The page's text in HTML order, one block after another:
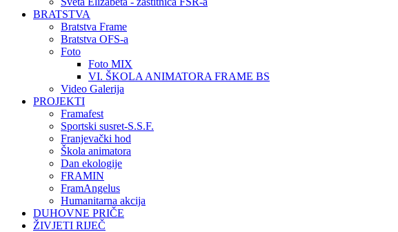
BRATSTVA
Bratstva Frame
Bratstva OFS-a
Foto
Foto MIX
VI. ŠKOLA ANIMATORA FRAME BS
Video Galerija
PROJEKTI
Framafest
Sportski susret-S.S.F.
Franjevački hod
Škola animatora
Dan ekologije
FRAMIN
FramAngelus
Humanitarna akcija
DUHOVNE PRIČE
ŽIVJETI RIJEČ